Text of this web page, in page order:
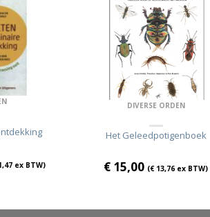
ex BTW)
DIVERSE ORDEN
Het Geleedpotigenboek
€ 15,00 (€13,76 ex BTW)